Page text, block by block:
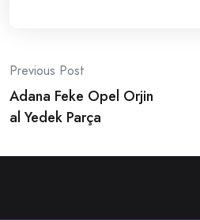
Post
navigation
Previous Post
Adana Feke Opel Orjin
al Yedek Parça